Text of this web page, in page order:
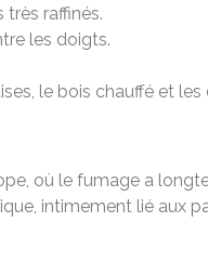
raffinés.
les doigts.
le bois chauffé et les
où le fumage a
intimement lié aux